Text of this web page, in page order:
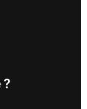
?